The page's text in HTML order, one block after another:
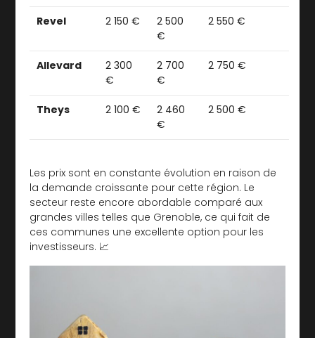
Revel 2 150 €
2 500
€
2 550 €
Allevard
2 300
€
2 700
€
2 750 €
Theys 2 100 €
2 460
€
2 500 €
Les prix sont en constante évolution en raison de
la demande croissante pour cette région. Le
secteur reste encore abordable comparé aux
grandes villes telles que Grenoble, ce qui fait de
ces communes une excellente option pour les
investisseurs. 📈